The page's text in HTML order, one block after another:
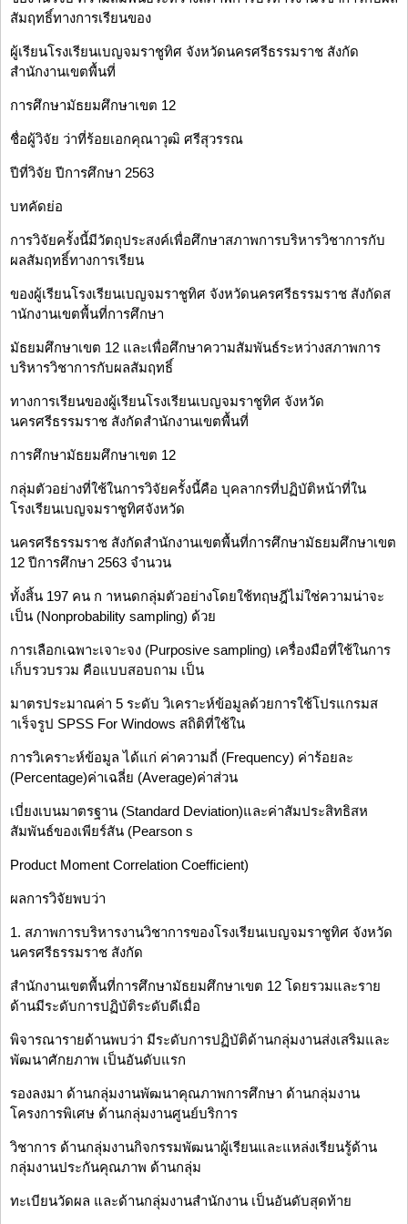
สัมฤทธิ์ทางการเรียนของ
ผู้เรียนโรงเรียนเบญจมราชูทิศ จังหวัดนครศรีธรรมราช สังกัด
สำนักงานเขตพื้นที่
การศึกษามัธยมศึกษาเขต 12
ชื่อผู้วิจัย ว่าที่ร้อยเอกคุณาวุฒิ ศรีสุวรรณ
ปีที่วิจัย ปีการศึกษา 2563
บทคัดย่อ
การวิจัยครั้งนี้มีวัตถุประสงค์เพื่อศึกษาสภาพการบริหารวิชาการกับ
ผลสัมฤทธิ์ทางการเรียน
ของผู้เรียนโรงเรียนเบญจมราชูทิศ จังหวัดนครศรีธรรมราช สังกัดส
านักงานเขตพื้นที่การศึกษา
มัธยมศึกษาเขต 12 และเพื่อศึกษาความสัมพันธ์ระหว่างสภาพการ
บริหารวิชาการกับผลสัมฤทธิ์
ทางการเรียนของผู้เรียนโรงเรียนเบญจมราชูทิศ จังหวัด
นครศรีธรรมราช สังกัดสำนักงานเขตพื้นที่
การศึกษามัธยมศึกษาเขต 12
กลุ่มตัวอย่างที่ใช้ในการวิจัยครั้งนี้คือ บุคลากรที่ปฏิบัติหน้าที่ใน
โรงเรียนเบญจมราชูทิศจังหวัด
นครศรีธรรมราช สังกัดสำนักงานเขตพื้นที่การศึกษามัธยมศึกษาเขต
12 ปีการศึกษา 2563 จำนวน
ทั้งสิ้น 197 คน ก าหนดกลุ่มตัวอย่างโดยใช้ทฤษฎีไม่ใช่ความน่าจะ
เป็น (Nonprobability sampling) ด้วย
การเลือกเฉพาะเจาะจง (Purposive sampling) เครื่องมือที่ใช้ในการ
เก็บรวบรวม คือแบบสอบถาม เป็น
มาตรประมาณค่า 5 ระดับ วิเคราะห์ข้อมูลด้วยการใช้โปรแกรมส
าเร็จรูป SPSS For Windows สถิติที่ใช้ใน
การวิเคราะห์ข้อมูล ได้แก่ ค่าความถี่ (Frequency) ค่าร้อยละ
(Percentage)ค่าเฉลี่ย (Average)ค่าส่วน
เบี่ยงเบนมาตรฐาน (Standard Deviation)และค่าสัมประสิทธิสห
สัมพันธ์ของเพียร์สัน (Pearson s
Product Moment Correlation Coefficient)
ผลการวิจัยพบว่า
1. สภาพการบริหารงานวิชาการของโรงเรียนเบญจมราชูทิศ จังหวัด
นครศรีธรรมราช สังกัด
สำนักงานเขตพื้นที่การศึกษามัธยมศึกษาเขต 12 โดยรวมและราย
ด้านมีระดับการปฏิบัติระดับดีเมื่อ
พิจารณารายด้านพบว่า มีระดับการปฏิบัติด้านกลุ่มงานส่งเสริมและ
พัฒนาศักยภาพ เป็นอันดับแรก
รองลงมา ด้านกลุ่มงานพัฒนาคุณภาพการศึกษา ด้านกลุ่มงาน
โครงการพิเศษ ด้านกลุ่มงานศูนย์บริการ
วิชาการ ด้านกลุ่มงานกิจกรรมพัฒนาผู้เรียนและแหล่งเรียนรู้ด้าน
กลุ่มงานประกันคุณภาพ ด้านกลุ่ม
ทะเบียนวัดผล และด้านกลุ่มงานสำนักงาน เป็นอันดับสุดท้าย